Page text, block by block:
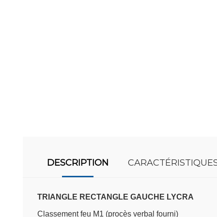
DESCRIPTION
TRIANGLE RECTANGLE GAUCHE LYCRA
Classement feu M1 (procès verbal fourni)